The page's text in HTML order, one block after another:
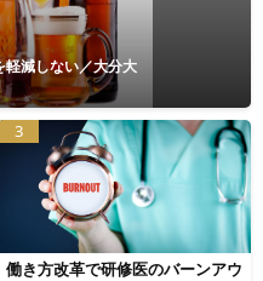
軽減しない／大分大
3
働き方改革で研修医のバーンアウ